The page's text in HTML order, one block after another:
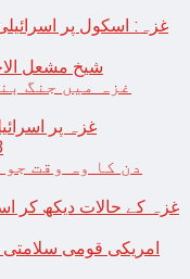
غزہ: اسکول پر
شیخ مشعل
غزہ میں جنگ
دن کا وہ وقت
امریکی قومی